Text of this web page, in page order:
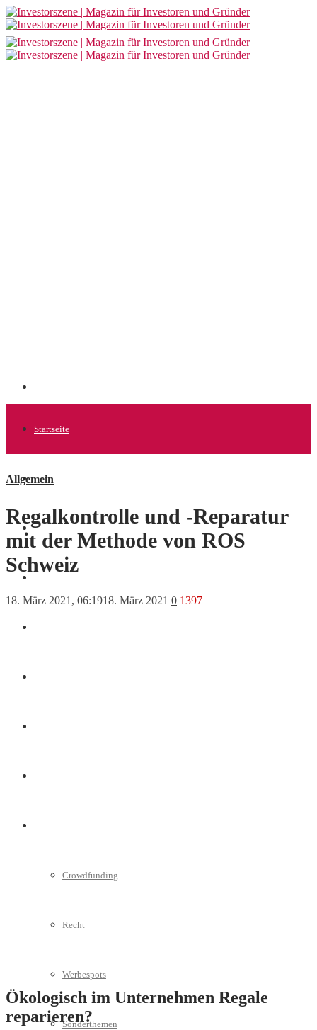
Startseite
Allgemein
Startups
Crowdfunding
Recht
Werbespots
Sonderthemen
Allgemein
Regalkontrolle und -Reparatur
mit der Methode von ROS
Schweiz
18. März 2021, 06:1918. März 2021 0 1397
Ökologisch im Unternehmen Regale
reparieren?